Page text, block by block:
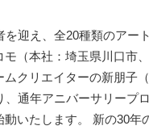
を迎え、全20種類のアー
モ（本社：埼玉県川口市
ムクリエイターの新朋子
、通年アニバーサリープ
動いたします。 新の30